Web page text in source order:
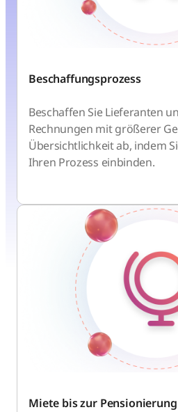
Beschaffungsprozess
Beschaffen Sie Lieferanten
Rechnungen mit größerer
Übersichtlichkeit ab, indem
Ihren Prozess einbinden.
Miete bis zur Pensionierung